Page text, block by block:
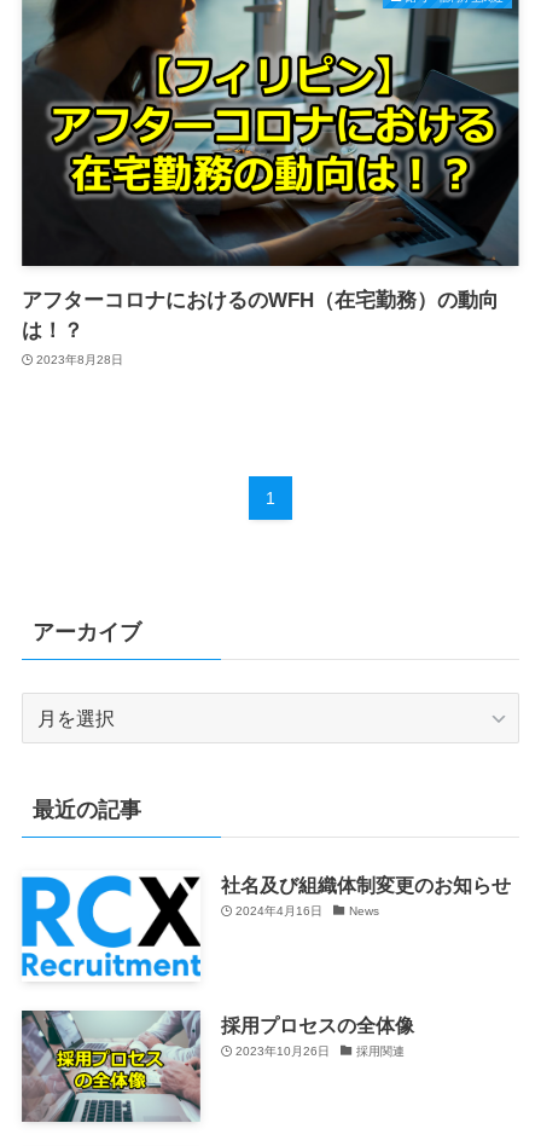
アフターコロナにおけるのWFH（在宅勤務）の動向
は！？
2023年8月28日
1
アーカイブ
最近の記事
社名及び組織体制変更のお知らせ
2024年4月16日 News
採用プロセスの全体像
2023年10月26日 採用関連